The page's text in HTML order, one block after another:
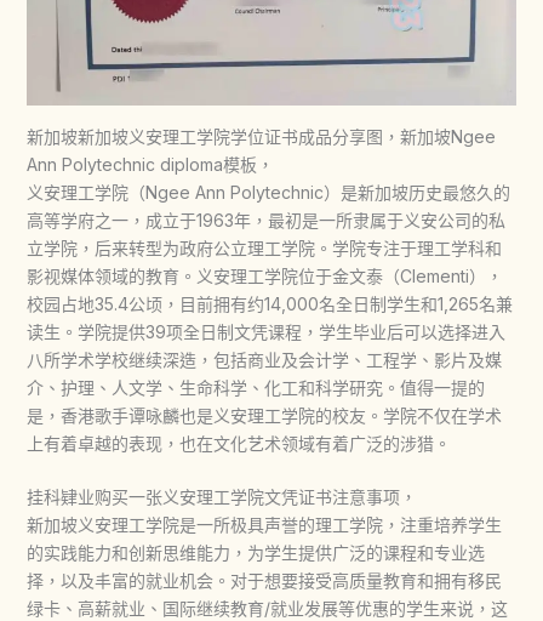
新加坡新加坡义安理工学院学位证书成品分享图，新加坡Ngee
Ann Polytechnic diploma模板，
义安理工学院（Ngee Ann Polytechnic）是新加坡历史最悠久的
高等学府之一，成立于1963年，最初是一所隶属于义安公司的私
立学院，后来转型为政府公立理工学院。学院专注于理工学科和
影视媒体领域的教育。义安理工学院位于金文泰（Clementi），
校园占地35.4公顷，目前拥有约14,000名全日制学生和1,265名兼
读生。学院提供39项全日制文凭课程，学生毕业后可以选择进入
八所学术学校继续深造，包括商业及会计学、工程学、影片及媒
介、护理、人文学、生命科学、化工和科学研究。值得一提的
是，香港歌手谭咏麟也是义安理工学院的校友。学院不仅在学术
上有着卓越的表现，也在文化艺术领域有着广泛的涉猎。
挂科肄业购买一张义安理工学院文凭证书注意事项，
新加坡义安理工学院是一所极具声誉的理工学院，注重培养学生
的实践能力和创新思维能力，为学生提供广泛的课程和专业选
择，以及丰富的就业机会。对于想要接受高质量教育和拥有移民
绿卡、高薪就业、国际继续教育/就业发展等优惠的学生来说，这